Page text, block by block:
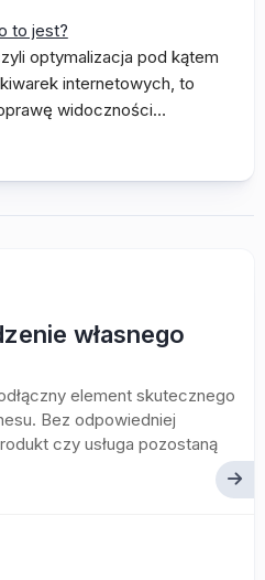
to jest?
optymalizacja pod kątem
internetowych, to
widoczności…
własnego
element skutecznego
Bez odpowiedniej
czy usługa pozostaną